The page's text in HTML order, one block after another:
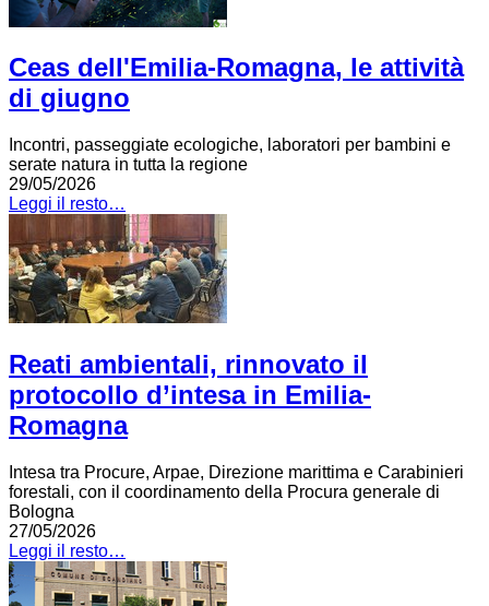
Ceas dell'Emilia-Romagna, le attività
di giugno
Incontri, passeggiate ecologiche, laboratori per bambini e
serate natura in tutta la regione
29/05/2026
Leggi il resto…
Reati ambientali, rinnovato il
protocollo d’intesa in Emilia-
Romagna
Intesa tra Procure, Arpae, Direzione marittima e Carabinieri
forestali, con il coordinamento della Procura generale di
Bologna
27/05/2026
Leggi il resto…